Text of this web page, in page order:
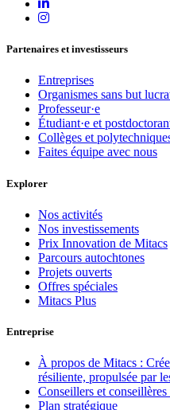
Partenaires et investisseurs
Entreprises
Organismes sans but
Professeur·e
Étudiant·e et
Collèges et
Faites équipe avec nous
Explorer
Nos activités
Nos investissements
Prix Innovation de Mitacs
Parcours autochtones
Projets ouverts
Offres spéciales
Mitacs Plus
Entreprise
À propos de Mitacs :
résiliente, propulsée par
Conseillers et
Plan stratégique